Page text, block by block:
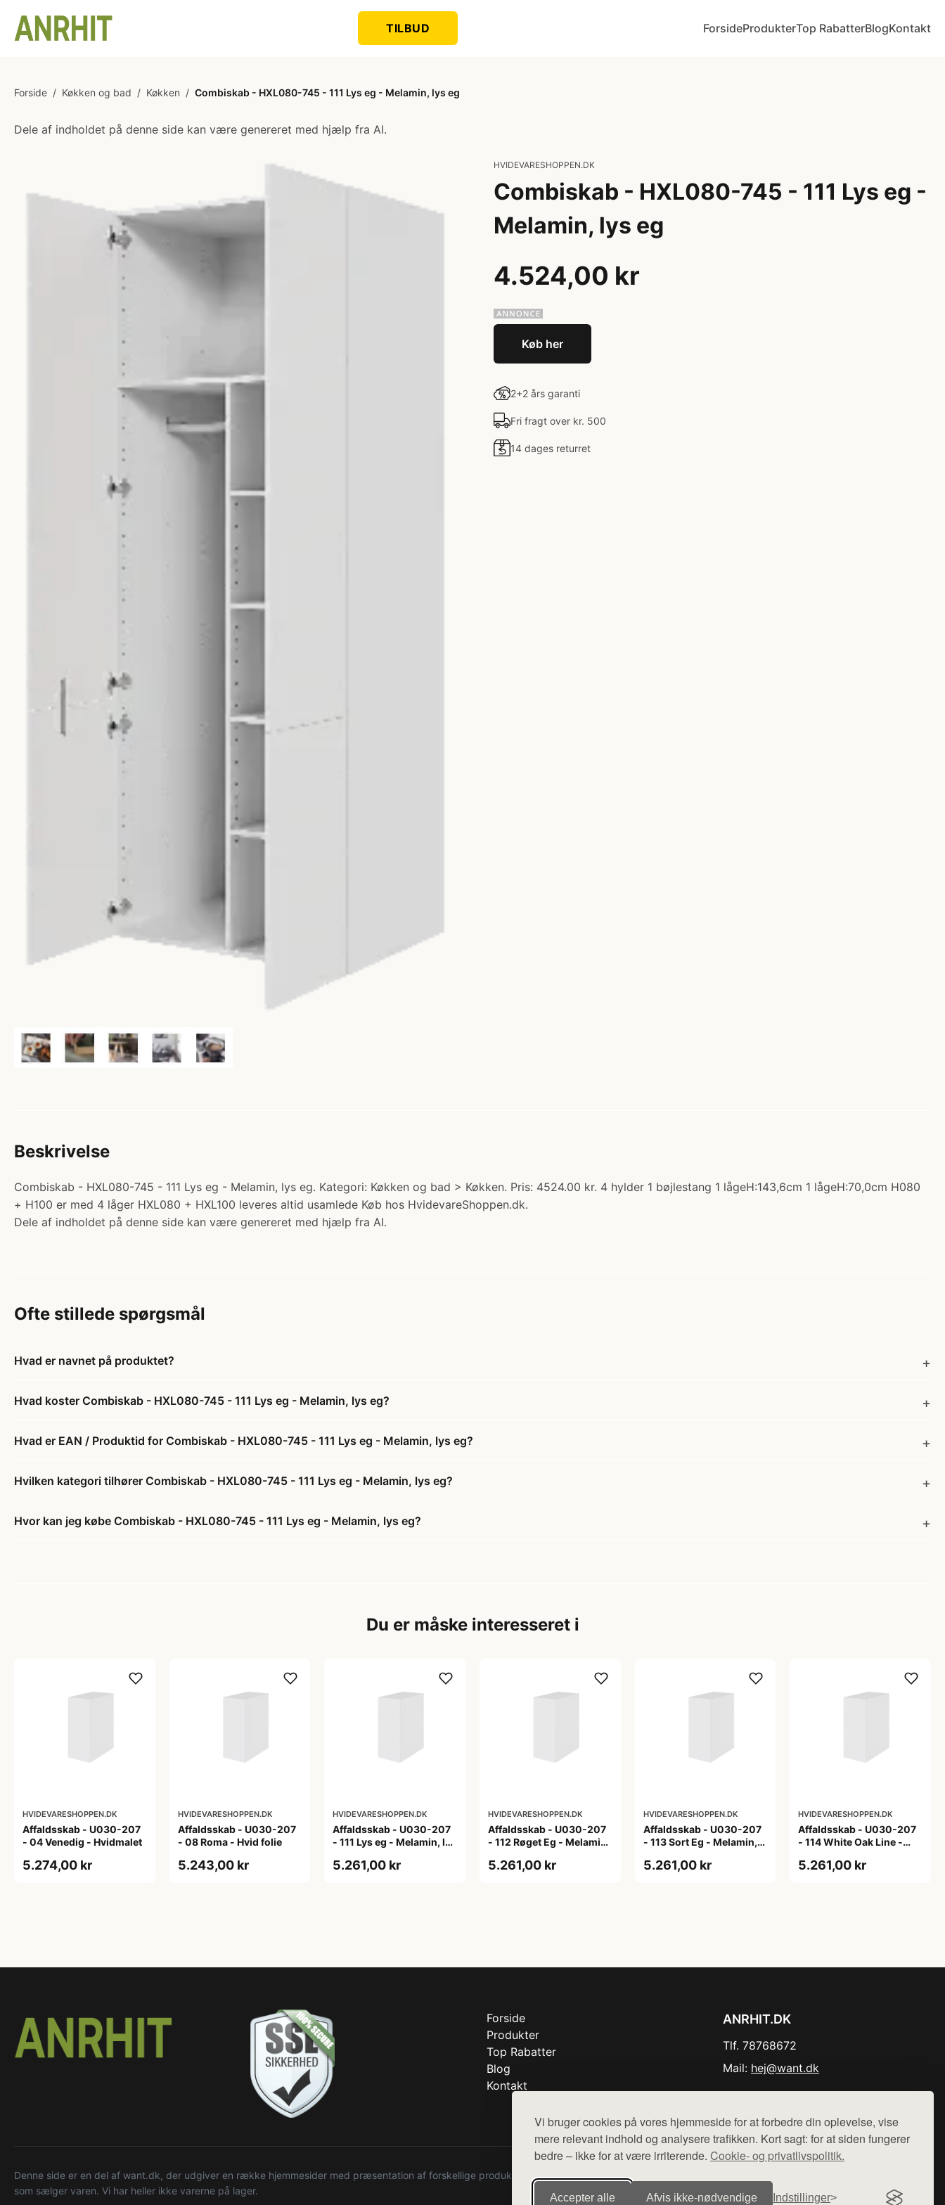
Vi bruger cookies på vores hjemmeside for at forbedre din oplevelse, vise
mere relevant indhold og analysere trafikken. Kort sagt: for at siden fungerer
bedre – ikke for at være irriterende. Cookie- og privatlivspolitik.
Accepter alle Afvis ikke‑nødvendige Indstillinger
TILBUD ForsideProdukterTop RabatterBlogKontakt
Forside / Køkken og bad / Køkken / Combiskab - HXL080-745 - 111 Lys eg - Melamin, lys eg
Dele af indholdet på denne side kan være genereret med hjælp fra AI.
HVIDEVARESHOPPEN.DK
Combiskab - HXL080-745 - 111 Lys eg -
Melamin, lys eg
4.524,00 kr
Køb her
2+2 års garanti
Fri fragt over kr. 500
14 dages returret
Beskrivelse
Combiskab - HXL080-745 - 111 Lys eg - Melamin, lys eg. Kategori: Køkken og bad > Køkken. Pris: 4524.00 kr. 4 hylder 1 bøjlestang 1 lågeH:143,6cm 1 lågeH:70,0cm H080
+ H100 er med 4 låger HXL080 + HXL100 leveres altid usamlede Køb hos HvidevareShoppen.dk.
Dele af indholdet på denne side kan være genereret med hjælp fra AI.
Ofte stillede spørgsmål
Hvad er navnet på produktet?
Hvad koster Combiskab - HXL080-745 - 111 Lys eg - Melamin, lys eg?
Hvad er EAN / Produktid for Combiskab - HXL080-745 - 111 Lys eg - Melamin, lys eg?
Hvilken kategori tilhører Combiskab - HXL080-745 - 111 Lys eg - Melamin, lys eg?
Hvor kan jeg købe Combiskab - HXL080-745 - 111 Lys eg - Melamin, lys eg?
Du er måske interesseret i
HVIDEVARESHOPPEN.DK
Affaldsskab - U030-207
- 04 Venedig - Hvidmalet
5.274,00 kr
HVIDEVARESHOPPEN.DK
Affaldsskab - U030-207
- 08 Roma - Hvid folie
5.243,00 kr
HVIDEVARESHOPPEN.DK
Affaldsskab - U030-207
- 111 Lys eg - Melamin, lys
5.261,00 kr
HVIDEVARESHOPPEN.DK
Affaldsskab - U030-207
- 112 Røget Eg - Melamin,
5.261,00 kr
HVIDEVARESHOPPEN.DK
Affaldsskab - U030-207
- 113 Sort Eg - Melamin,
5.261,00 kr
HVIDEVARESHOPPEN.DK
Affaldsskab - U030-207
- 114 White Oak Line -
5.261,00 kr
Forside
Produkter
Top Rabatter
Blog
Kontakt
ANRHIT.DK
Tlf. 78768672
Mail: hej@want.dk
Denne side er en del af want.dk, der udgiver en række hjemmesider med præsentation af forskellige produkter fra diverse webshops. Der sælges ikke varer fra denne side - vi henviser til de shops,
som sælger varen. Vi har heller ikke varerne på lager.